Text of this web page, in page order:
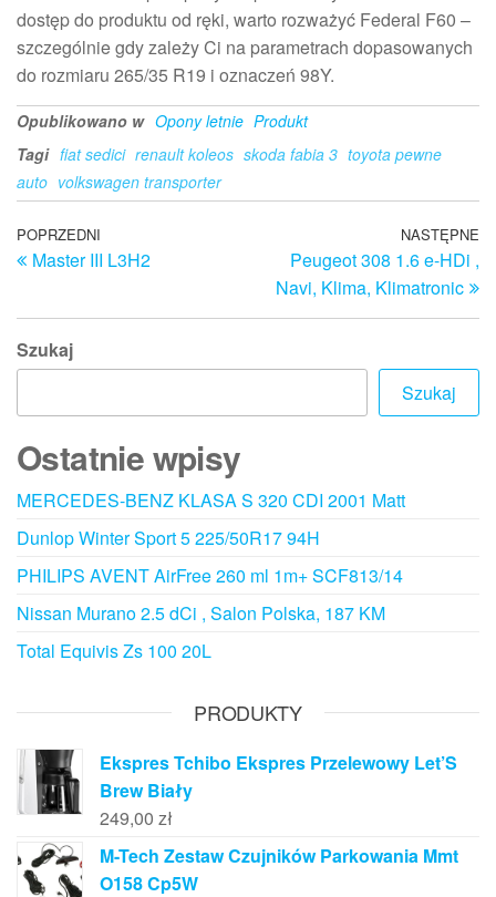
dostęp do produktu od ręki, warto rozważyć Federal F60 –
szczególnie gdy zależy Ci na parametrach dopasowanych
do rozmiaru 265/35 R19 i oznaczeń 98Y.
Opublikowano w Opony letnie Produkt
Tagi fiat sedici renault koleos skoda fabia 3 toyota pewne
auto volkswagen transporter
Nawigacja
wpisu
Poprzedni
wpis
POPRZEDNI
Master III L3H2
NASTĘPNE
Peugeot 308 1.6 e-HDi ,
Navi, Klima, Klimatronic
Szukaj
Szukaj
Ostatnie wpisy
MERCEDES-BENZ KLASA S 320 CDI 2001 Matt
Dunlop Winter Sport 5 225/50R17 94H
PHILIPS AVENT AirFree 260 ml 1m+ SCF813/14
Nissan Murano 2.5 dCi , Salon Polska, 187 KM
Total Equivis Zs 100 20L
PRODUKTY
Ekspres Tchibo Ekspres Przelewowy Let’S
Brew Biały
249,00 zł
M-Tech Zestaw Czujników Parkowania Mmt
O158 Cp5W